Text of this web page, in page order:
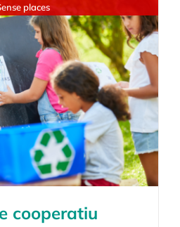
places
cooperatiu